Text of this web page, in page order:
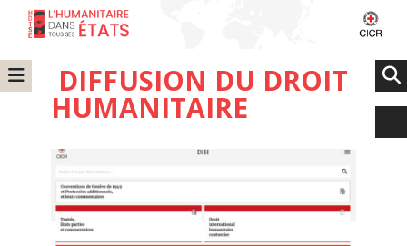
DIFFUSION DU DROIT
HUMANITAIRE